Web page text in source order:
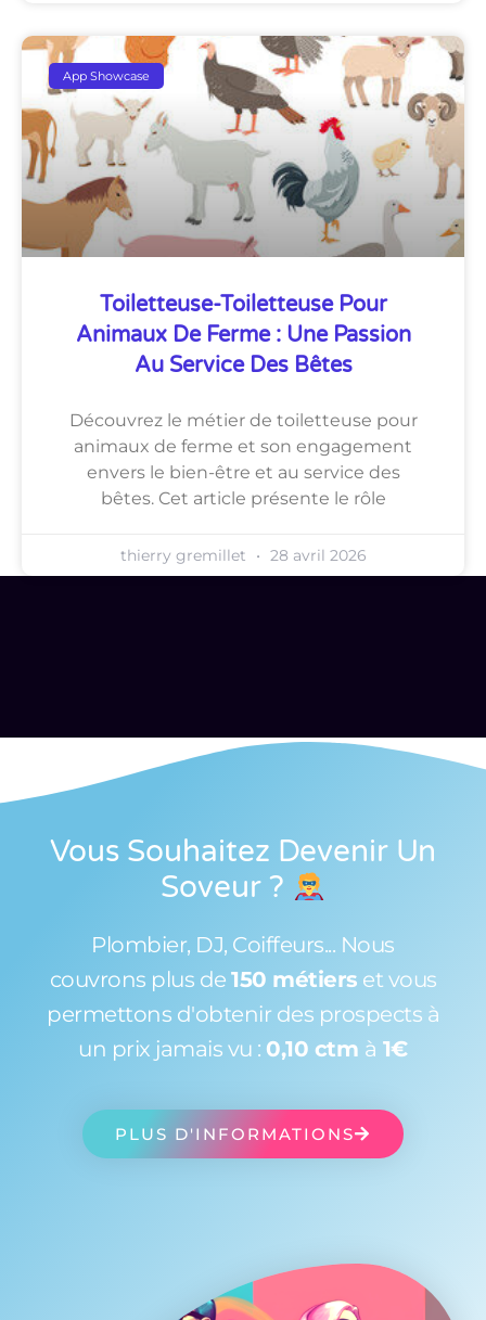
App Showcase
Toiletteuse-Toiletteuse Pour
Animaux De Ferme : Une Passion
Au Service Des Bêtes
Découvrez le métier de toiletteuse pour
animaux de ferme et son engagement
envers le bien-être et au service des
bêtes. Cet article présente le rôle
thierry gremillet 28 avril 2026
Vous Souhaitez Devenir Un
Soveur ?
Plombier, DJ, Coiffeurs... Nous
couvrons plus de 150 métiers et vous
permettons d'obtenir des prospects à
un prix jamais vu : 0,10 ctm à 1€
PLUS D'INFORMATIONS